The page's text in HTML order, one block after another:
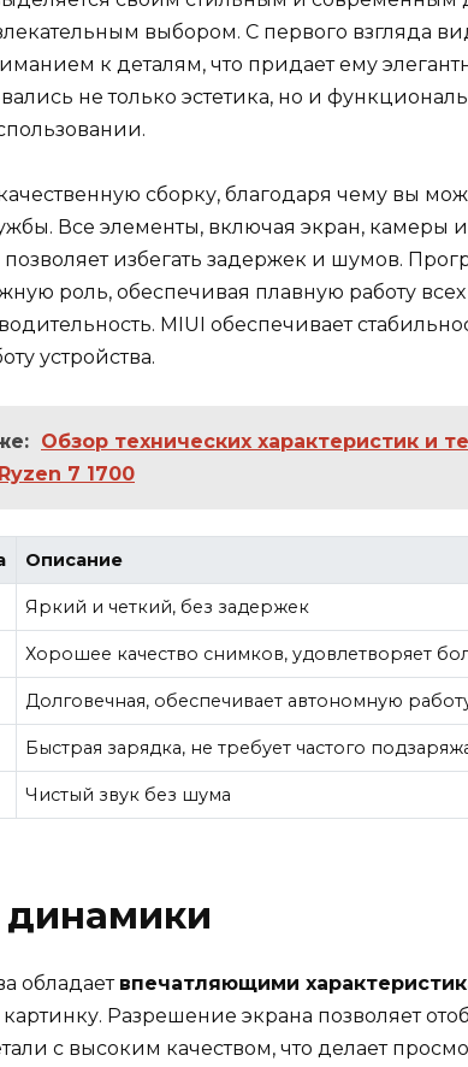
выбором. С первого взгляда
к деталям, что придает ему
не только эстетика, но и
сборку, благодаря чему вы
Все элементы, включая экран, камеры
избегать задержек и шумов.
роль, обеспечивая плавную работу
MIUI обеспечивает
устройства.
Обзор технических характеристик и
7 1700
Описание
Яркий и четкий, без задержек
Хорошее качество снимков, удовлетворяет
Долговечная, обеспечивает автономную
Быстрая зарядка, не требует частого
Чистый звук без шума
обладает впечатляющими
Разрешение экрана позволяет
с высоким качеством, что делает